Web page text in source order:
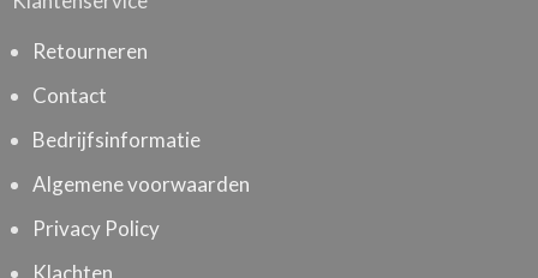
Retourneren
Contact
Bedrijfsinformatie
Algemene voorwaarden
Privacy Policy
Klachten